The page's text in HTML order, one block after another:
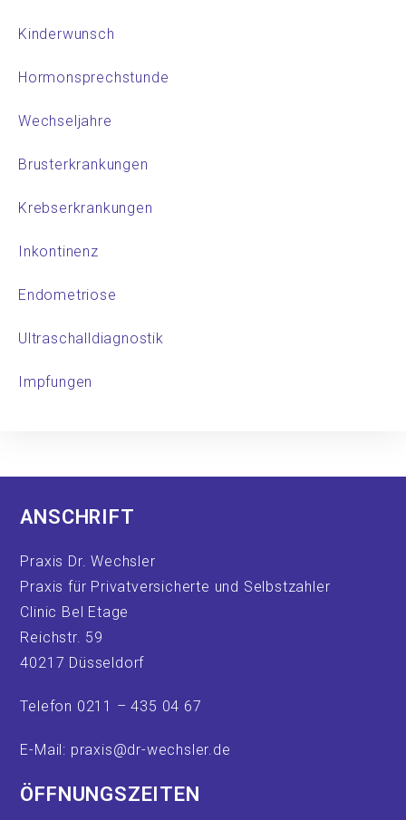
Kinderwunsch
Hormonsprechstunde
Wechseljahre
Brusterkrankungen
Krebserkrankungen
Inkontinenz
Endometriose
Ultraschalldiagnostik
Impfungen
ANSCHRIFT
Praxis Dr. Wechsler
Praxis für Privatversicherte und Selbstzahler
Clinic Bel Etage
Reichstr. 59
40217 Düsseldorf
Telefon 0211 – 435 04 67
E-Mail: praxis@dr-wechsler.de
ÖFFNUNGSZEITEN